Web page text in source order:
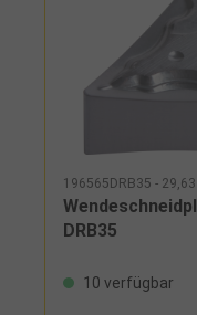
196565DRB35 -
DRB35
10 verfügbar